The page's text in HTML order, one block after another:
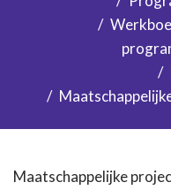
Maatschappelijke